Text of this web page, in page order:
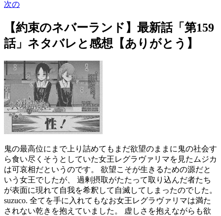
次の
【約束のネバーランド】最新話「第159
話」ネタバレと感想【ありがとう】
鬼の最高位にまで上り詰めてもまだ欲望のままに鬼の社会す
ら食い尽くそうとしていた女王レグラヴァリマを見たムジカ
は可哀相だというのです。 欲望こそが生きるための源だと
いう女王でしたが、 過剰摂取がたたって取り込んだ者たち
が表面に現れて自我を希釈して自滅してしまったのでした。
suzuco. 全てを手に入れてもなお女王レグラヴァリマは満た
されない乾きを抱えていました。 虚しさを抱えながらも欲